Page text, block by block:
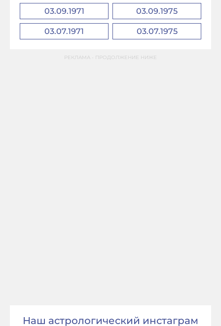
03.09.1971 03.09.1975
03.07.1971 03.07.1975
РЕКЛАМА - ПРОДОЛЖЕНИЕ НИЖЕ
Наш астрологический инстаграм